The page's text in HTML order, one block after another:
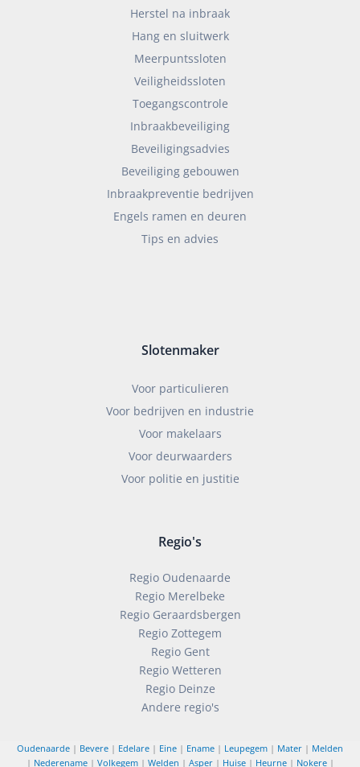
Herstel na inbraak
Hang en sluitwerk
Meerpuntssloten
Veiligheidssloten
Toegangscontrole
Inbraakbeveiliging
Beveiligingsadvies
Beveiliging gebouwen
Inbraakpreventie bedrijven
Engels ramen en deuren
Tips en advies
Slotenmaker
Voor particulieren
Voor bedrijven en industrie
Voor makelaars
Voor deurwaarders
Voor politie en justitie
Regio's
Regio Oudenaarde
Regio Merelbeke
Regio Geraardsbergen
Regio Zottegem
Regio Gent
Regio Wetteren
Regio Deinze
Andere regio's
Oudenaarde | Bevere | Edelare | Eine | Ename | Leupegem | Mater | Melden
| Nederename| Volkegem| Welden | Asper| Huise| Heurne| Nokere|